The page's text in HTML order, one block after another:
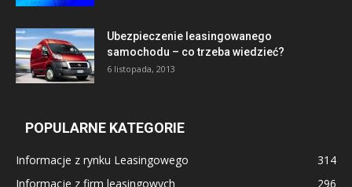
Ubezpieczenie leasingowanego
samochodu – co trzeba wiedzieć?
6 listopada, 2013
POPULARNE KATEGORIE
Informacje z rynku Leasingowego
314
Informacje z firm leasingowych
296